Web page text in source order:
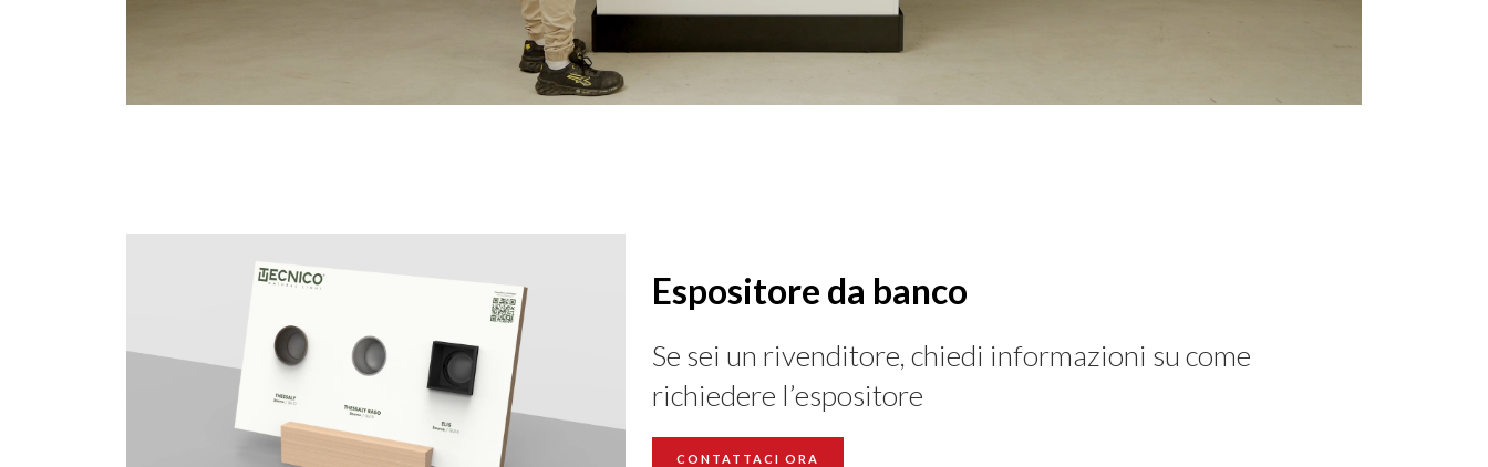
Espositore da banco
Se sei un rivenditore, chiedi informazioni su come
richiedere l’espositore
CONTATTACI ORA